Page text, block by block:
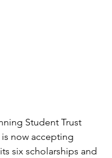
Student Trust
is now accepting
six scholarships and